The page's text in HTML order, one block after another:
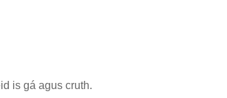
is gá agus cruth.